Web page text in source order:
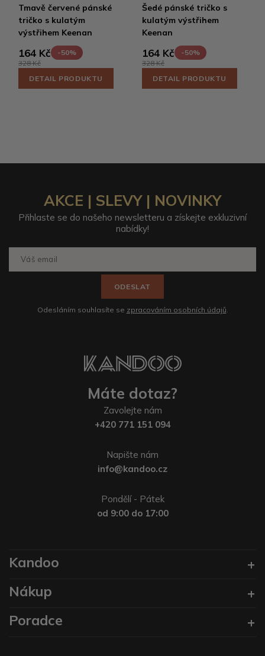
Tmavě červené pánské
tričko s kulatým
výstřihem Keenan
164 Kč
-50%
328 Kč
DETAIL PRODUKTU
Šedé pánské tričko s
kulatým výstřihem
Keenan
164 Kč
-50%
328 Kč
DETAIL PRODUKTU
AKCE | SLEVY | NOVINKY
Přihlaste se do našeho newsletteru a získejte exkluzivní
nabídky!
ODESLAT
Odesláním souhlasíte se zpracováním osobních údajů
Máte dotaz?
Zavolejte nám
+420 771 151 094
Napište nám
info@kandoo.cz
Pondělí - Pátek
od 9:00 do 17:00
Kandoo
Nákup
Poradce